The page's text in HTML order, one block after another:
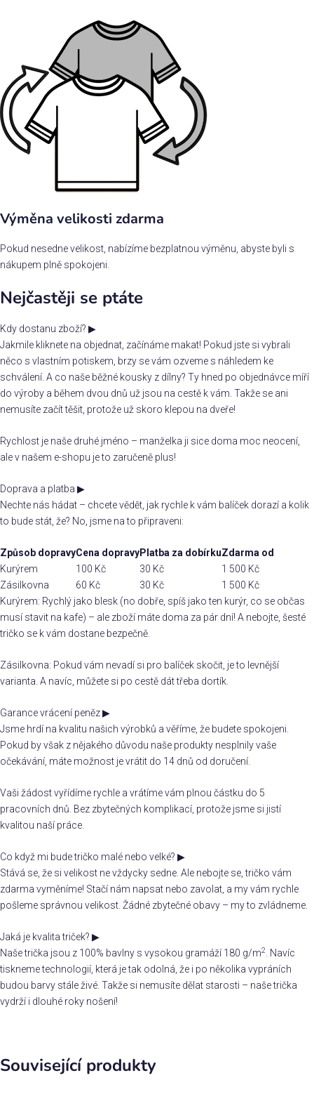
Výměna velikosti zdarma
Pokud nesedne velikost, nabízíme bezplatnou výměnu, abyste byli s
nákupem plně spokojeni.
Nejčastěji se ptáte
Kdy dostanu zboží? ▶
Jakmile kliknete na objednat, začínáme makat! Pokud jste si vybrali
něco s vlastním potiskem, brzy se vám ozveme s náhledem ke
schválení. A co naše běžné kousky z dílny? Ty hned po objednávce míří
do výroby a během dvou dnů už jsou na cestě k vám. Takže se ani
nemusíte začít těšit, protože už skoro klepou na dveře!
Rychlost je naše druhé jméno – manželka ji sice doma moc neocení,
ale v našem e-shopu je to zaručeně plus!
Doprava a platba ▶
Nechte nás hádat – chcete vědět, jak rychle k vám balíček dorazí a kolik
to bude stát, že? No, jsme na to připraveni:
Způsob dopravyCena dopravyPlatba za dobírkuZdarma od
Kurýrem
100 Kč 30 Kč
1 500 Kč
Zásilkovna
60 Kč 30 Kč
1 500 Kč
Kurýrem: Rychlý jako blesk (no dobře, spíš jako ten kurýr, co se občas
musí stavit na kafe) – ale zboží máte doma za pár dní! A nebojte, šesté
tričko se k vám dostane bezpečně.
Zásilkovna: Pokud vám nevadí si pro balíček skočit, je to levnější
varianta. A navíc, můžete si po cestě dát třeba dortík.
Garance vrácení peněz▶
Jsme hrdí na kvalitu našich výrobků a věříme, že budete spokojeni.
Pokud by však z nějakého důvodu naše produkty nesplnily vaše
očekávání, máte možnost je vrátit do 14 dnů od doručení.
Vaši žádost vyřídíme rychle a vrátíme vám plnou částku do 5
pracovních dnů. Bez zbytečných komplikací, protože jsme si jistí
kvalitou naší práce.
Co když mi bude tričko malé nebo velké? ▶
Stává se, že si velikost ne vždycky sedne. Ale nebojte se, tričko vám
zdarma vyměníme! Stačí nám napsat nebo zavolat, a my vám rychle
pošleme správnou velikost. Žádné zbytečné obavy – my to zvládneme.
Jaká je kvalita triček? ▶
Naše trička jsou z 100% bavlny s vysokou gramáží 180 g/m2
. Navíc
tiskneme technologií, která je tak odolná, že i po několika vypráních
budou barvy stále živé. Takže si nemusíte dělat starosti – naše trička
vydrží i dlouhé roky nošení!
Související produkty